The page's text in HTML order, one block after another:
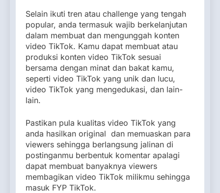
Selain ikuti tren atau challenge yang tengah
popular, anda termasuk wajib berkelanjutan
dalam membuat dan mengunggah konten
video TikTok. Kamu dapat membuat atau
produksi konten video TikTok sesuai
bersama dengan minat dan bakat kamu,
seperti video TikTok yang unik dan lucu,
video TikTok yang mengedukasi, dan lain-
lain.
Pastikan pula kualitas video TikTok yang
anda hasilkan original dan memuaskan para
viewers sehingga berlangsung jalinan di
postinganmu berbentuk komentar apalagi
dapat membuat banyaknya viewers
membagikan video TikTok milikmu sehingga
masuk FYP TikTok.